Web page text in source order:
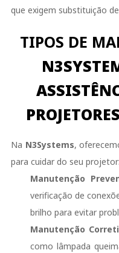
que exigem substituição
TIPOS DE
Na N3Systems,
para cuidar do seu projetor:
Manutenção
verificação de
brilho para evitar
Manutenção
como lâmpada